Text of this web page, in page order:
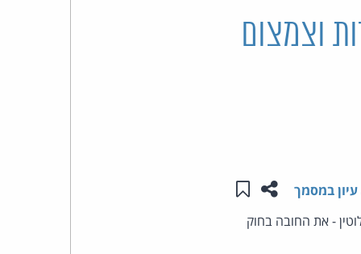
וצמצום
שתפו עמוד זה
שמור ב"תכנים שלי"
עיון במסמך
- אך לא לבטל לחלוטין - את החובה בחוק